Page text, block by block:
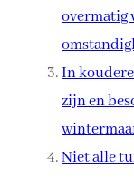
overmatig
In
zijn en
Niet alle